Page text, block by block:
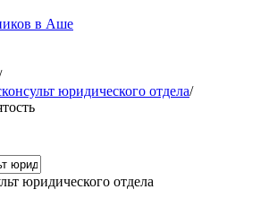
в Аше
юридического отдела/
юридического отдела